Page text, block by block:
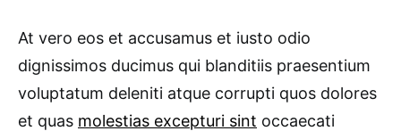
At vero eos et accusamus et iusto odio
dignissimos ducimus qui blanditiis praesentium
voluptatum deleniti atque corrupti quos dolores
et quas molestias excepturi sint occaecati